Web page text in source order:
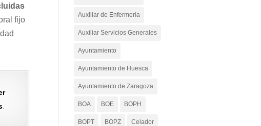
fijo
Auxiliar de Enfermería
Auxiliar Servicios Generales
Ayuntamiento
Ayuntamiento de Huesca
Ayuntamiento de Zaragoza
BOA BOE BOPH
BOPT BOPZ Celador